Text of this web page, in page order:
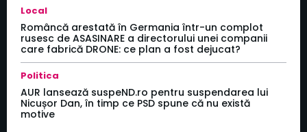
Local
Româncă arestată în Germania într-un complot
rusesc de ASASINARE a directorului unei companii
care fabrică DRONE: ce plan a fost dejucat?
Politica
AUR lansează suspeND.ro pentru suspendarea lui
Nicușor Dan, în timp ce PSD spune că nu există
motive